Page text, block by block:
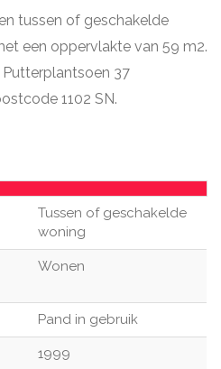
tussen of geschakelde
een oppervlakte van 59 m2.
37
1102 SN.
Tussen of geschakelde
woning
Wonen
Pand in gebruik
1999